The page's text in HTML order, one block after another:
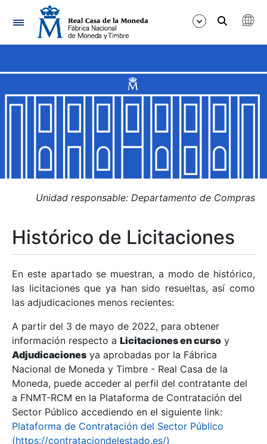
Navegación
Mostrar/Ocultar
Mostrar/Ocultar
Mostrar/Ocultar
Mostrar/Ocultar
Mostrar/Ocultar
Mostrar/Ocultar
Unidad responsable: Departamento de Compras
Histórico de Licitaciones
En este apartado se muestran, a modo de histórico,
las licitaciones que ya han sido resueltas, así como
las adjudicaciones menos recientes:
A partir del 3 de mayo de 2022, para obtener
información respecto a Licitaciones en curso y
Adjudicaciones ya aprobadas por la Fábrica
Nacional de Moneda y Timbre - Real Casa de la
Moneda, puede acceder al perfil del contratante del
a FNMT-RCM en la Plataforma de Contratación del
Sector Público accediendo en el siguiente link:
Plataforma de Contratación del Sector Público
(https://contrataciondelestado.es/)